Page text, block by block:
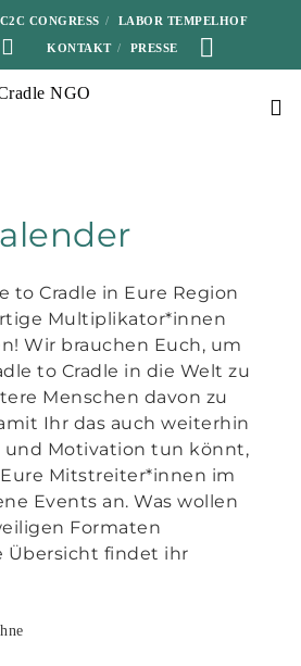
C2C CONGRESS LABOR TEMPELHOF
KONTAKT PRESSE
to Cradle in Eure Region
Multiplikator*innen
Wir brauchen Euch, um
to Cradle in die Welt zu
Menschen davon zu
Ihr das auch weiterhin
und Motivation tun könnt,
Mitstreiter*innen im
Events an. Was wollen
Formaten
Übersicht findet ihr